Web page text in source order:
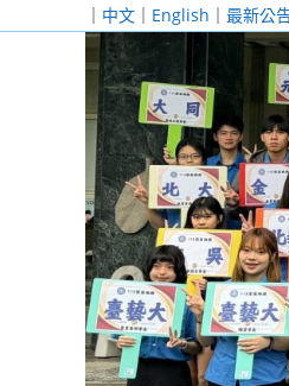
｜ 中文 ｜ English ｜ 最新公